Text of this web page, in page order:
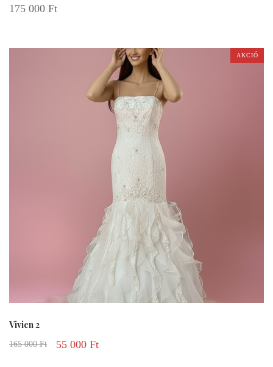
175 000 Ft
AKCIÓ
Vivien 2
165 000Ft 55 000 Ft